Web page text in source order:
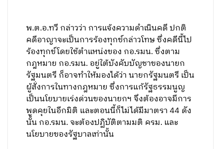
พ.ต.อ.ทวี กล่าวว่า การแจ้งความดำเนินคดี ปกติ
คดีอาญาจะเป็นการร้องทุกข์กล่าวโทษ ซึ่งคดีนี้ไป
ร้องทุกข์โดยใช้ตำแหน่งของ กอ.รมน. ซึ่งตาม
กฎหมาย กอ.รมน. อยู่ใต้บังคับบัญชาของนายก
รัฐมนตรี ก็อาจทำให้มองได้ว่า นายกรัฐมนตรี เป็น
ผู้สั่งการในทางกฎหมาย ซึ่งการแก้รัฐธรรมนูญ
เป็นนโยบายเร่งด่วนของนายกฯ จึงต้องอาจมีการ
พูดคุยในอีกมิติ และตอนนี้ก็ไม่ได้มีมาตรา 44 ดัง
นั้น กอ.รมน. จะต้องปฏิบัติตามมติ ครม. และ
นโยบายของรัฐบาลเท่านั้น